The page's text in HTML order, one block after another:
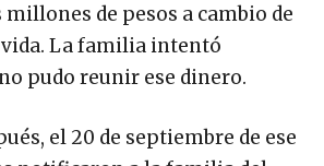
de pesos a cambio de
La familia intentó
pudo reunir ese dinero.
el 20 de septiembre de ese